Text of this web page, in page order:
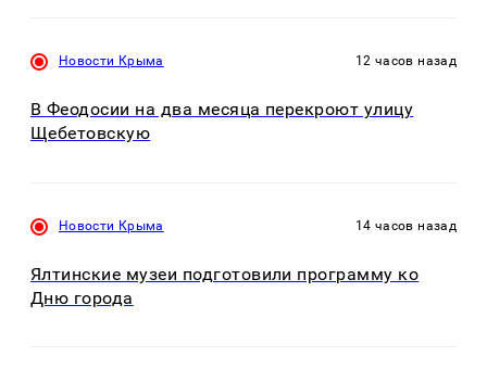
Новости Крыма 12 часов назад
В Феодосии на два месяца перекроют улицу
Щебетовскую
Новости Крыма 14 часов назад
Ялтинские музеи подготовили программу ко
Дню города